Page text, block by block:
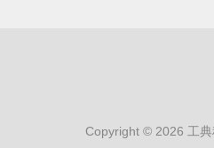
Copyright © 2026 工典